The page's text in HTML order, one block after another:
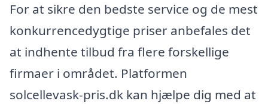
For at sikre den bedste service og de mest
konkurrencedygtige priser anbefales det
at indhente tilbud fra flere forskellige
firmaer i området. Platformen
solcellevask-pris.dk kan hjælpe dig med at